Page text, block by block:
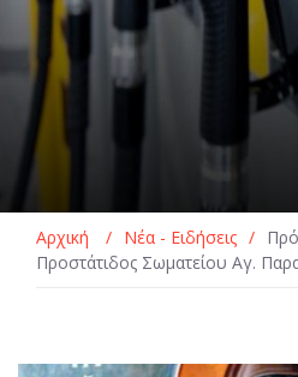
Αρχική / Νέα - Ειδήσεις /
Προστάτιδος Σωματείου Αγ.